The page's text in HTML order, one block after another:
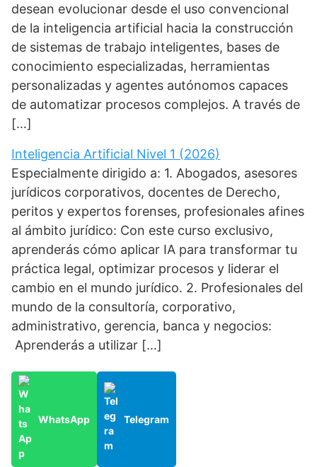
desean evolucionar desde el uso convencional
de la inteligencia artificial hacia la construcción
de sistemas de trabajo inteligentes, bases de
conocimiento especializadas, herramientas
personalizadas y agentes autónomos capaces
de automatizar procesos complejos. A través de
[…]
Inteligencia Artificial Nivel 1 (2026)
Especialmente dirigido a: 1. Abogados, asesores
jurídicos corporativos, docentes de Derecho,
peritos y expertos forenses, profesionales afines
al ámbito jurídico: Con este curso exclusivo,
aprenderás cómo aplicar IA para transformar tu
práctica legal, optimizar procesos y liderar el
cambio en el mundo jurídico. 2. Profesionales del
mundo de la consultoría, corporativo,
administrativo, gerencia, banca y negocios:
Aprenderás a utilizar […]
WhatsApp Telegram